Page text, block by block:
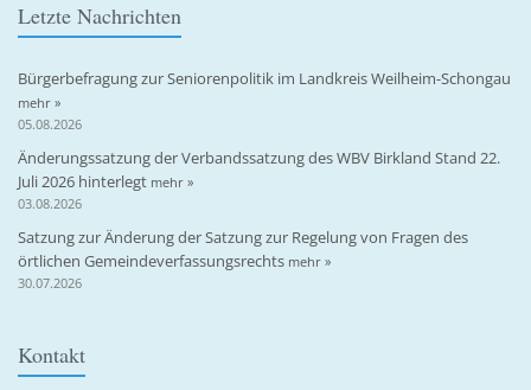
Letzte Nachrichten
Bürgerbefragung zur Seniorenpolitik im Landkreis Weilheim-Schongau
mehr »
05.08.2026
Änderungssatzung der Verbandssatzung des WBV Birkland Stand 22.
Juli 2026 hinterlegt mehr »
03.08.2026
Satzung zur Änderung der Satzung zur Regelung von Fragen des
örtlichen Gemeindeverfassungsrechts mehr »
30.07.2026
Kontakt